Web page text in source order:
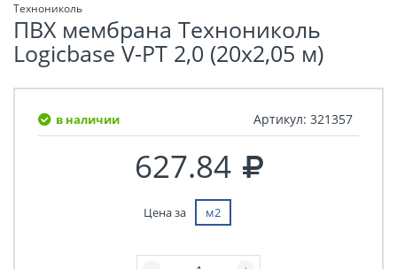
Технониколь
ПВХ мембрана Технониколь
Logicbase V-PT 2,0 (20х2,05 м)
в наличии Артикул: 321357
627.84
Цена за м2